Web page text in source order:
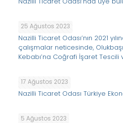
25 Ağustos 2023
Nazilli Ticaret Odası’nın 2021
çalışmalar neticesinde,
Kebabı’na Coğrafi İşaret Tescili
17 Ağustos 2023
Nazilli Ticaret Odası Türkiye
5 Ağustos 2023